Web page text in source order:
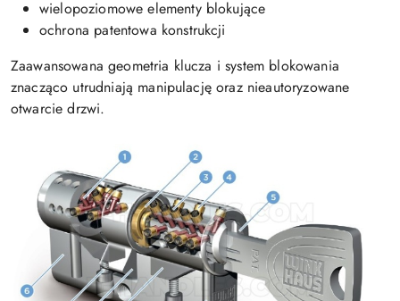
wielopoziomowe elementy blokujące
ochrona patentowa konstrukcji
Zaawansowana geometria klucza i system blokowania
znacząco utrudniają manipulację oraz nieautoryzowane
otwarcie drzwi.